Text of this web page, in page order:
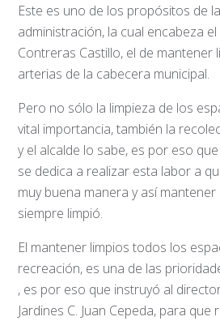
Este es uno de los propósitos de
administración, la cual encabeza el
Contreras Castillo, el de mantener
arterias de la cabecera municipal.
Pero no sólo la limpieza de los
vital importancia, también la
y el alcalde lo sabe, es por eso
se dedica a realizar esta labor a
muy buena manera y así
siempre limpió.
El mantener limpios todos los
recreación, es una de las
, es por eso que instruyó al
Jardines C. Juan Cepeda, para